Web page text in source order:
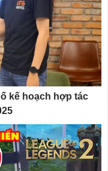
kế hoạch hợp tác